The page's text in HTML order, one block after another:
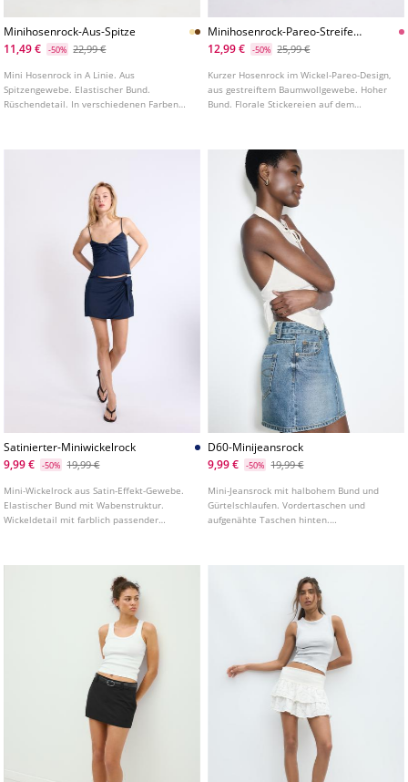
Minihosenrock-Aus-Spitze
11,49 €
-50% 22,99 €
Mini Hosenrock in A Linie. Aus
Spitzengewebe. Elastischer Bund.
Rüschendetail. In verschiedenen Farben
Minihosenrock-Pareo-Streifen-
Stickereien
12,99 € -50% 25,99 €
Kurzer Hosenrock im Wickel-Pareo-Design,
aus gestreiftem Baumwollgewebe. Hoher
Bund. Florale Stickereien auf dem
Satinierter-Miniwickelrock
9,99 €
-50% 19,99 €
Mini-Wickelrock aus Satin-Effekt-Gewebe.
Elastischer Bund mit Wabenstruktur.
Wickeldetail mit farblich passender
D60-Minijeansrock
9,99 €
-50% 19,99 €
Mini-Jeansrock mit halbohem Bund und
Gürtelschlaufen. Vordertaschen und
aufgenähte Taschen hinten.